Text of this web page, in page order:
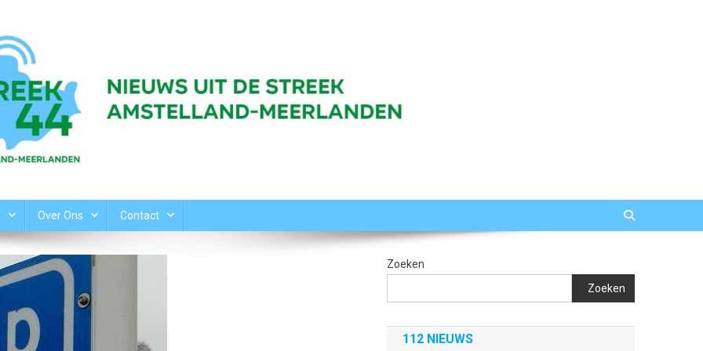
Over Ons Contact
Zoeken
Zoeken
112 NIEUWS